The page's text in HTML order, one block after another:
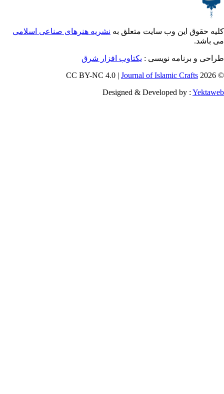
این وب سایت متعلق بهنشریه هنرهای صناعی اسلامی
نویسی : یکتاوب افزار شرق
Journal of Islamic
Designed & Developed by :